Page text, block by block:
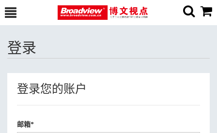
登录
登录您的账户
邮箱*